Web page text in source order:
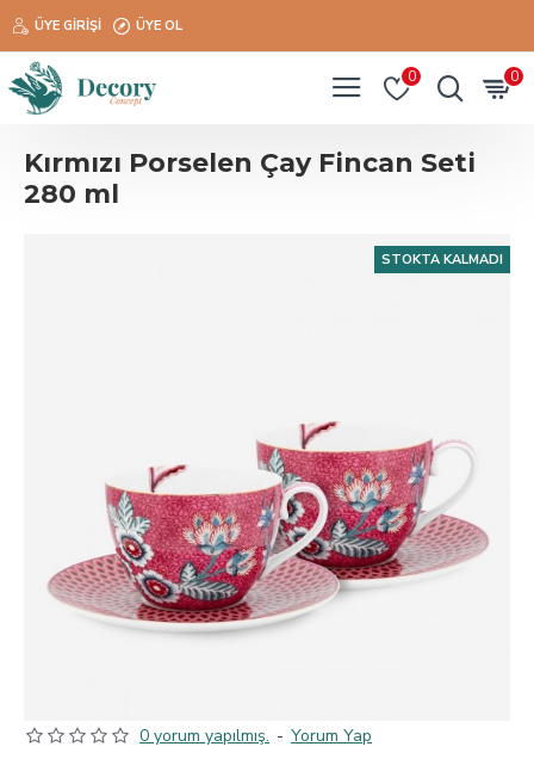
ÜYE GIRIŞI ÜYE OL
0 0
Kırmızı Porselen Çay Fincan Seti
280 ml
STOKTA KALMADI
0 yorum yapılmış. - Yorum Yap